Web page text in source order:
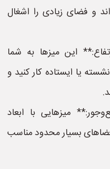
و فضای زیادی را اشغال
این میزها به شما
یا ایستاده کار کنید و
میزهایی با ابعاد
بسیار محدود مناسب